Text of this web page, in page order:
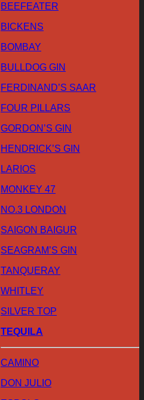
BEEFEATER
BICKENS
BOMBAY
BULLDOG GIN
FERDINAND’S SAAR
FOUR PILLARS
GORDON’S GIN
HENDRICK’S GIN
LARIOS
MONKEY 47
NO.3 LONDON
SAIGON BAIGUR
SEAGRAM’S GIN
TANQUERAY
WHITLEY
SILVER TOP
TEQUILA
CAMINO
DON JULIO